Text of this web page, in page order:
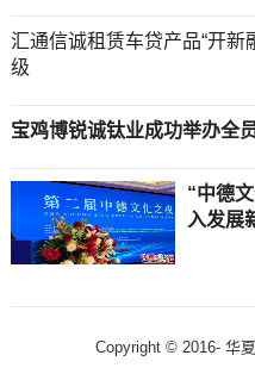
汇通信诚租赁车贷产品“开
级
宝鸡博锐诚钛业成功举办全
“中德
入发展
Copyright © 2016- 华